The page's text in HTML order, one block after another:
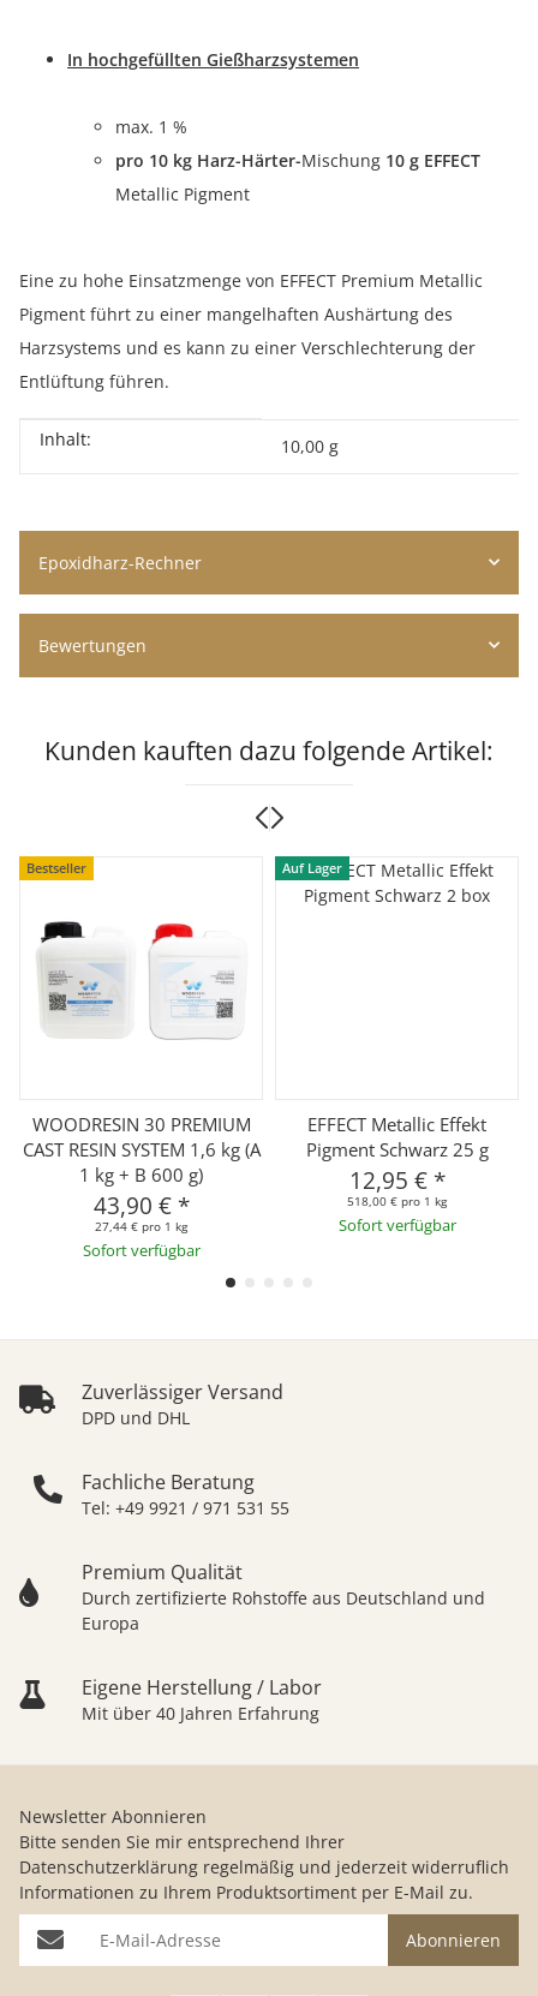
In hochgefüllten Gießharzsystemen
max. 1 %
pro 10 kg Harz-Härter-Mischung 10 g EFFECT
Metallic Pigment
Eine zu hohe Einsatzmenge von EFFECT Premium Metallic
Pigment führt zu einer mangelhaften Aushärtung des
Harzsystems und es kann zu einer Verschlechterung der
Entlüftung führen.
Produkteigenschaft
Wert
Inhalt: 10,00 g
Epoxidharz-Rechner
Bewertungen
Kunden kauften dazu folgende Artikel:
Bestseller
WOODRESIN 30 PREMIUM
CAST RESIN SYSTEM 1,6 kg (A
1 kg + B 600 g)
43,90 € *
27,44 € pro 1 kg
Sofort verfügbar
Auf Lager
EFFECT Metallic Effekt
Pigment Schwarz 25 g
12,95 € *
518,00 € pro 1 kg
Sofort verfügbar
Zuverlässiger Versand
DPD und DHL
Fachliche Beratung
Tel: +49 9921 / 971 531 55
Premium Qualität
Durch zertifizierte Rohstoffe aus Deutschland und
Europa
Eigene Herstellung / Labor
Mit über 40 Jahren Erfahrung
Newsletter Abonnieren
Bitte senden Sie mir entsprechend Ihrer
Datenschutzerklärung regelmäßig und jederzeit widerruflich
Informationen zu Ihrem Produktsortiment per E-Mail zu.
E-Mail-Adresse Abonnieren